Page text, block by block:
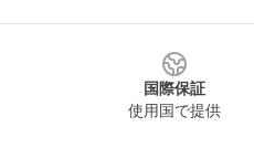
国際保証
使用国で提供